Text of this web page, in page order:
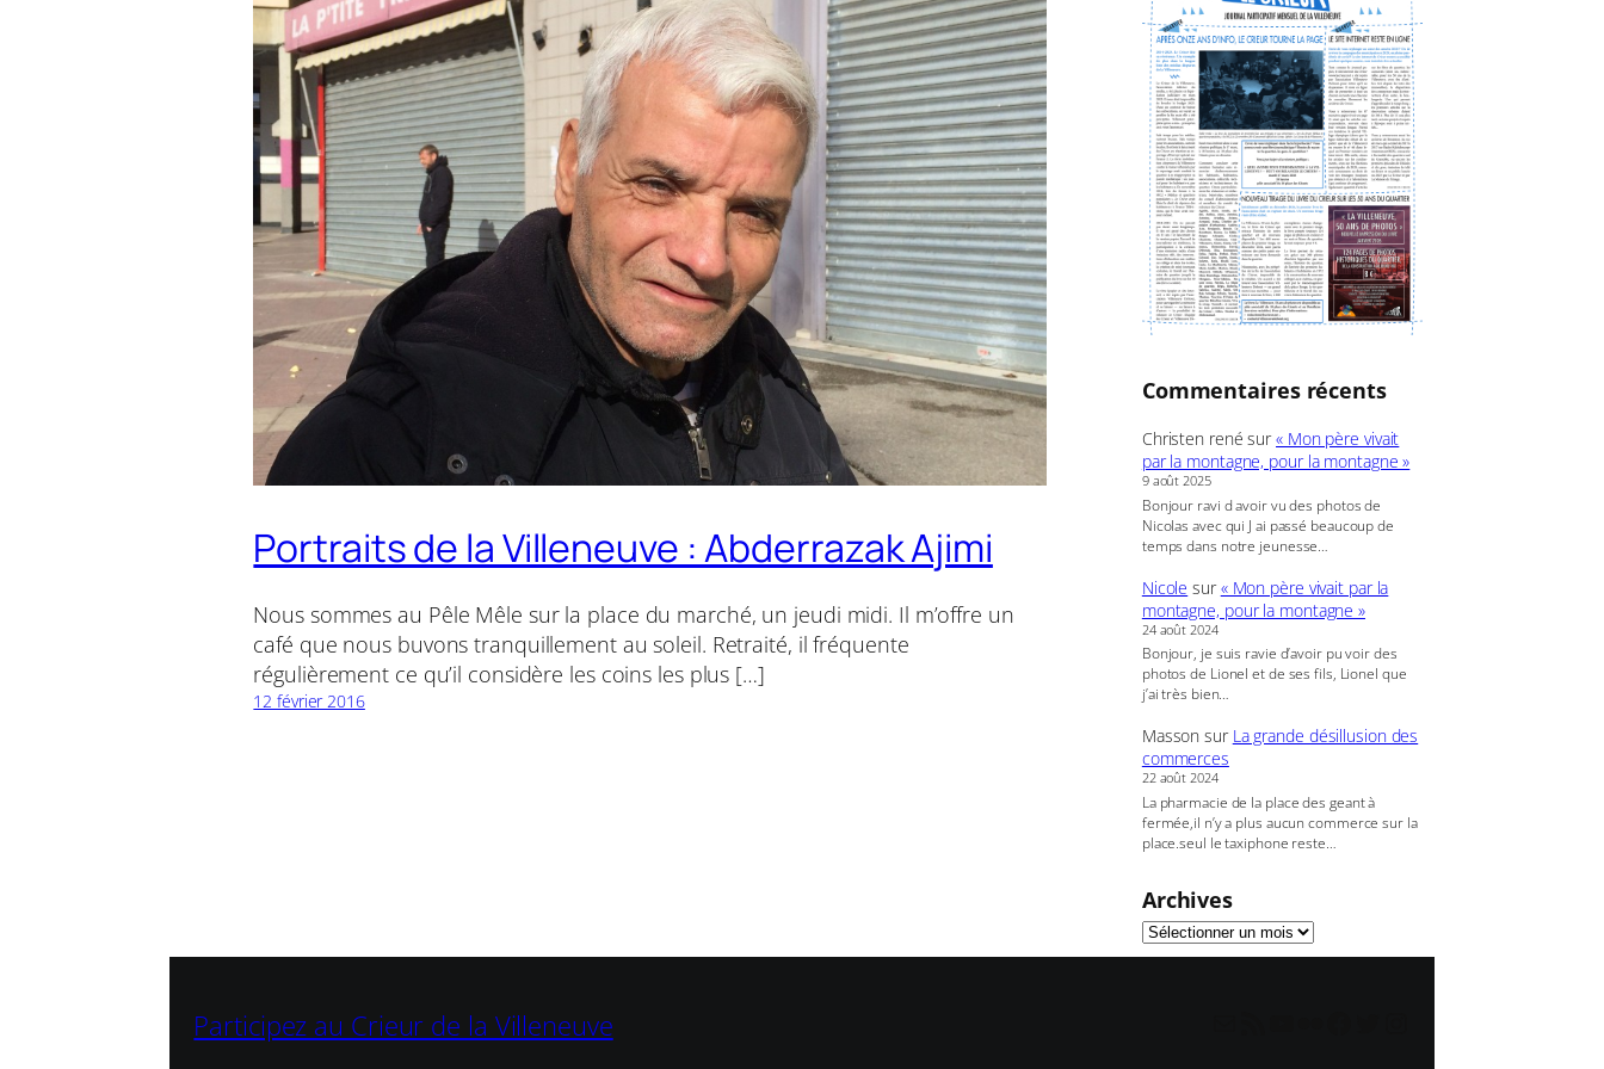
Portraits de la Villeneuve : Abderrazak Ajimi
Nous sommes au Pêle Mêle sur la place du marché, un jeudi midi. Il m’offre un
café que nous buvons tranquillement au soleil. Retraité, il fréquente
régulièrement ce qu’il considère les coins les plus […]
12 février 2016
c
h
e
r
Commentaires récents
Christen rené sur« Mon père vivait
par la montagne, pour la montagne »
9 août 2025
Bonjour ravi d avoir vu des photos de
Nicolas avec qui J ai passé beaucoup de
temps dans notre jeunesse…
Nicole sur« Mon père vivait par la
montagne, pour la montagne »
24 août 2024
Bonjour, je suis ravie d’avoir pu voir des
photos de Lionel et de ses fils, Lionel que
j’ai très bien…
Masson sur La grande désillusion des
commerces
22 août 2024
La pharmacie de la place des geant à
fermée,il n’y a plus aucun commerce sur la
place.seul le taxiphone reste…
Archives
Participez au Crieur de la Villeneuve